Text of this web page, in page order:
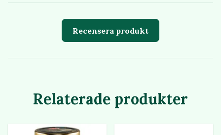
Recensera produkt
Relaterade produkter